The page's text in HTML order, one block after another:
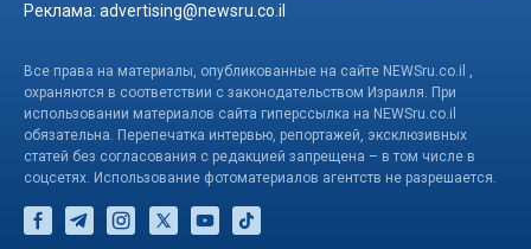
Реклама: advertising@newsru.co.il
Все права на материалы, опубликованные на сайте NEWSru.co.il ,
охраняются в соответствии с законодательством Израиля. При
использовании материалов сайта гиперссылка на NEWSru.co.il
обязательна. Перепечатка интервью, репортажей, эксклюзивных
статей без согласования с редакцией запрещена – в том числе в
соцсетях. Использование фотоматериалов агентств не разрешается.